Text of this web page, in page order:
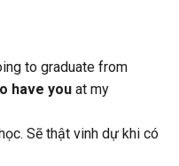
to graduate from
have you at my
Sẽ thật vinh dự khi có